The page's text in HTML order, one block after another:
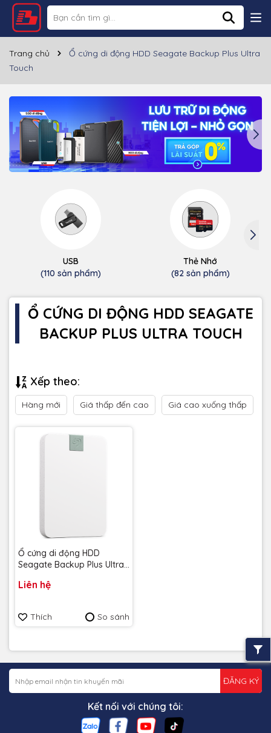
Trang chủ
Ổ cứng di động HDD Seagate Backup Plus Ultra
Touch
USB
(110 sản phẩm)
Thẻ Nhớ
(82 sản phẩm)
Ổ CỨNG DI ĐỘNG HDD SEAGATE
BACKUP PLUS ULTRA TOUCH
Xếp theo:
Hàng mới Giá thấp đến cao Giá cao xuống thấp
Ổ cứng di động HDD
Seagate Backup Plus Ultra
upto 120MB/s
2 năm
Liên hệ
Thích So sánh
ĐĂNG KÝ
Kết nối với chúng tôi: